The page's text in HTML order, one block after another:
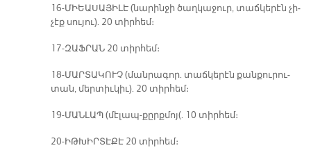
16-ՄԻԵԱ­ՍԱ­ՅԻ­ԼԷ (նա­րին­ջի ծաղ­կա­ջուր, տաճ­կե­րէն չի­
չէք սու­յու). 20 տիր­հեմ։
17-ԶԱՖ­ՐԱՆ 20 տիր­հեմ։
18-ՄԱՐ­ՏԱ­ԿՈՒՉ (ման­րա­գոր. տաճ­կե­րէն քան­քու­րու­
տան, մեր­տիւ­կիւ). 20 տիր­հեմ։
19-ՄԱՆ­ԼԱՊ (մէլապ-քըրքմոյ(. 10 տիր­հեմ։
20-ԻԹ­ԽԻՐ­ՏԷ­ՔԷ 20 տիր­հեմ։